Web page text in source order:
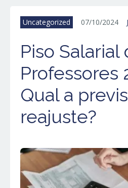
Uncategorized 07/10/2024
Piso Salarial
Professores
Qual a
reajuste?